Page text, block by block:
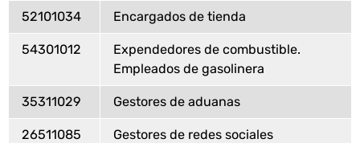
52101034 Encargados de tienda
54301012
Expendedores de combustible.
Empleados de gasolinera
35311029 Gestores de aduanas
26511085 Gestores de redes sociales